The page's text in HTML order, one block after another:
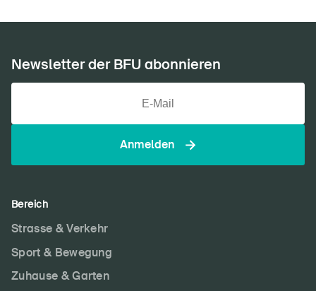
Newsletter der BFU abonnieren
Anmelden
Bereich
Strasse & Verkehr
Sport & Bewegung
Zuhause & Garten